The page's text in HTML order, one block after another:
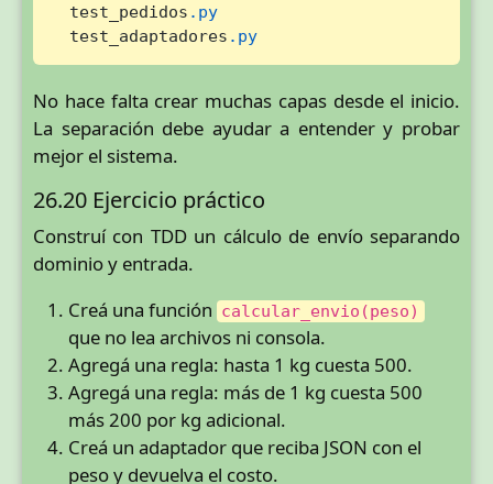
  test_pedidos
.py
  test_adaptadores
.py
No hace falta crear muchas capas desde el inicio.
La separación debe ayudar a entender y probar
mejor el sistema.
26.20 Ejercicio práctico
Construí con TDD un cálculo de envío separando
dominio y entrada.
Creá una función calcular_envio(peso)
que no lea archivos ni consola.
Agregá una regla: hasta 1 kg cuesta 500.
Agregá una regla: más de 1 kg cuesta 500
más 200 por kg adicional.
Creá un adaptador que reciba JSON con el
peso y devuelva el costo.